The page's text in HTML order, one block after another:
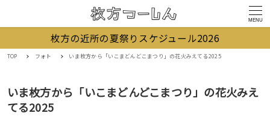
MENU
枚方の近所の夏祭りスケジュール2026
TOP フォト いま枚方から「いこまどんどこまつり」の花火みえてる2025
いま枚方から「いこまどんどこまつり」の花火みえ
てる2025